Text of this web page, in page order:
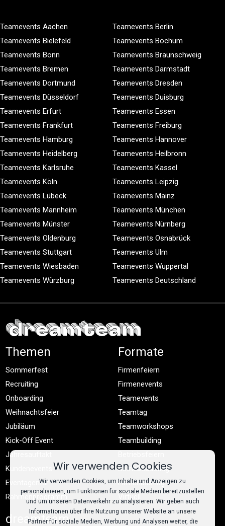
Teamevents Aachen
Teamevents Berlin
Teamevents Bielefeld
Teamevents Bochum
Teamevents Bonn
Teamevents Braunschweig
Teamevents Bremen
Teamevents Darmstadt
Teamevents Dortmund
Teamevents Dresden
Teamevents Düsseldorf
Teamevents Duisburg
Teamevents Erfurt
Teamevents Essen
Teamevents Frankfurt
Teamevents Freiburg
Teamevents Hamburg
Teamevents Hannover
Teamevents Heidelberg
Teamevents Heilbronn
Teamevents Karlsruhe
Teamevents Kassel
Teamevents Köln
Teamevents Leipzig
Teamevents Lübeck
Teamevents Mainz
Teamevents Mannheim
Teamevents München
Teamevents Münster
Teamevents Nürnberg
Teamevents Oldenburg
Teamevents Osnabrück
Teamevents Stuttgart
Teamevents Ulm
Teamevents Wiesbaden
Teamevents Wuppertal
Teamevents Würzburg
Teamevents Deutschland
Themen
Sommerfest
Recruiting
Onboarding
Weihnachtsfeier
Jubiläum
Kick-Off Event
Jahresauftakt
Kundenevents
Eventagentur
Rahmenprogramm
Formate
Firmenfeiern
Firmenevents
Teamevents
Teamtag
Teamworkshops
Teambuilding
Betriebsausflug
Firmenausflug
Virtuell
dreamteam
Wir verwenden Cookies
Wir verwenden Cookies, um Inhalte und Anzeigen zu
personalisieren, um Funktionen für soziale Medien bereitzustellen
und um unseren Datenverkehr zu analysieren. Wir geben auch
Informationen über Ihre Nutzung unserer Website an unsere
Partner für soziale Medien, Werbung und Analysen weiter, die